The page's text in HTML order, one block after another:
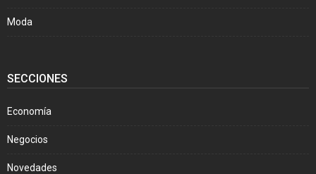
Moda
SECCIONES
Economía
Negocios
Novedades